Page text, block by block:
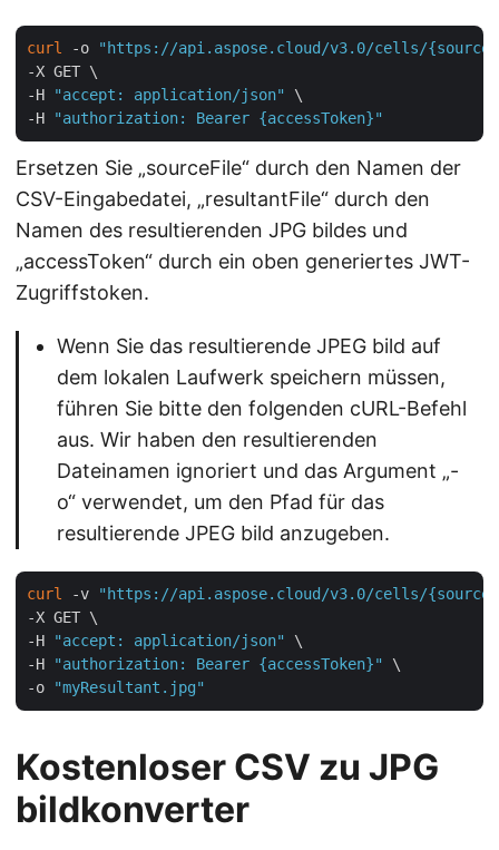
curl -o
"https://api.aspose.cloud/v3.0/cells/
-X GET \
-H
"accept: application/json"
\
-H
"authorization: Bearer {accessToken}"
Ersetzen Sie „sourceFile“ durch den Namen der
CSV-Eingabedatei, „resultantFile“ durch den
Namen des resultierenden JPG bildes und
„accessToken“ durch ein oben generiertes JWT-
Zugriffstoken.
Wenn Sie das resultierende JPEG bild auf
dem lokalen Laufwerk speichern müssen,
führen Sie bitte den folgenden cURL-Befehl
aus. Wir haben den resultierenden
Dateinamen ignoriert und das Argument „-
o“ verwendet, um den Pfad für das
resultierende JPEG bild anzugeben.
curl -v
"https://api.aspose.cloud/v3.0/cells/
-X GET \
-H
"accept: application/json"
\
-H
"authorization: Bearer {accessToken}"
\
-o
"myResultant.jpg"
Kostenloser CSV zu JPG
bildkonverter